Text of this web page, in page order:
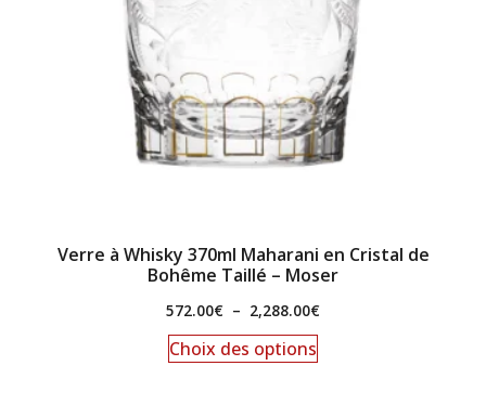
Verre à Whisky 370ml Maharani en Cristal de
Bohême Taillé – Moser
572.00€ – 2,288.00€
Choix des options